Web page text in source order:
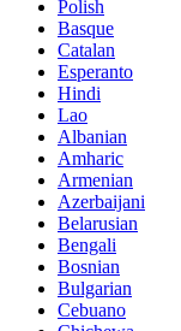
Polish
Basque
Catalan
Esperanto
Hindi
Lao
Albanian
Amharic
Armenian
Azerbaijani
Belarusian
Bengali
Bosnian
Bulgarian
Cebuano